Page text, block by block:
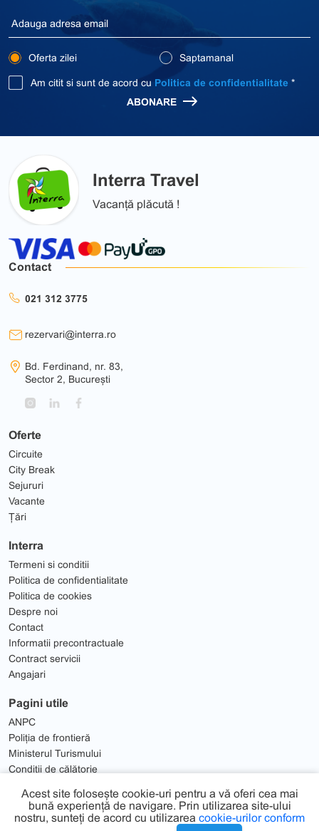
Oferta zilei Saptamanal
Am citit si sunt de acord cu Politica de confidentialitate *
ABONARE
Interra Travel
Vacanță plăcută !
Oferte
Circuite
City Break
Sejururi
Vacante
Țări
Interra
Termeni si conditii
Politica de confidentialitate
Politica de cookies
Despre noi
Contact
Informatii precontractuale
Contract servicii
Angajari
Pagini utile
ANPC
Poliția de frontieră
Ministerul Turismului
Condiții de călătorie
Contact
021 312 3775
rezervari@interra.ro
Bd. Ferdinand, nr. 83,
Sector 2, București
Acest site folosește cookie-uri pentru a vă oferi cea mai
bună experiență de navigare. Prin utilizarea site-ului
nostru, sunteți de acord cu utilizarea cookie-urilor conform